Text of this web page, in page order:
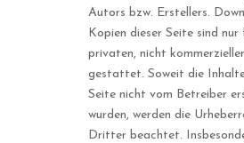
Autors bzw. Erstellers.
Kopien dieser Seite sind nur
privaten, nicht
gestattet. Soweit die
Seite nicht vom Betreiber
wurden, werden die
Dritter beachtet.